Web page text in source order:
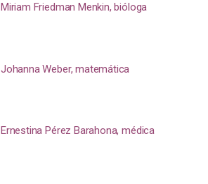
Miriam Friedman Menkin, bióloga
Johanna Weber, matemática
Ernestina Pérez Barahona, médica